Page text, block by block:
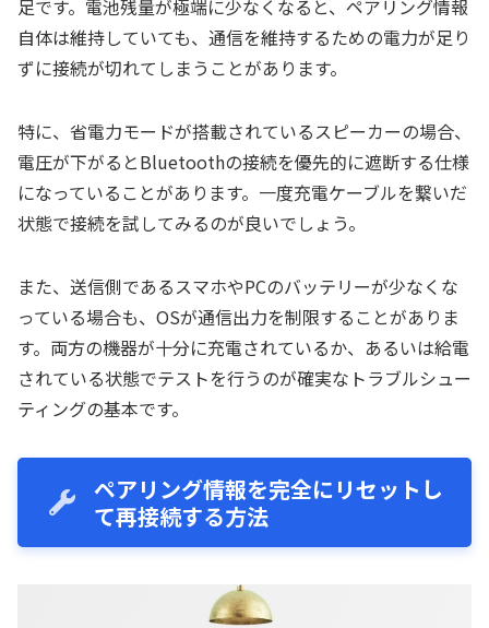
足です。電池残量が極端に少なくなると、ペアリング情報
自体は維持していても、通信を維持するための電力が足り
ずに接続が切れてしまうことがあります。
特に、省電力モードが搭載されているスピーカーの場合、
電圧が下がるとBluetoothの接続を優先的に遮断する仕様
になっていることがあります。一度充電ケーブルを繋いだ
状態で接続を試してみるのが良いでしょう。
また、送信側であるスマホやPCのバッテリーが少なくな
っている場合も、OSが通信出力を制限することがありま
す。両方の機器が十分に充電されているか、あるいは給電
されている状態でテストを行うのが確実なトラブルシュー
ティングの基本です。
ペアリング情報を完全にリセットし
て再接続する方法